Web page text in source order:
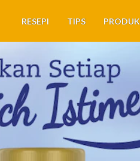
RESEPI TIPS PRODUK